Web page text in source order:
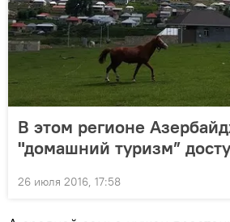
В этом регионе
"домашний туризм”
26 июля 2016, 17:58